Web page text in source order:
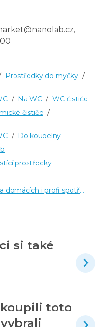
,
Prostředky do myčky /
/ Na WC / WC čističe
čističe /
/ Do koupelny
prostředky
Péče a údržba domácích i profi spotřebičů
si také
toto